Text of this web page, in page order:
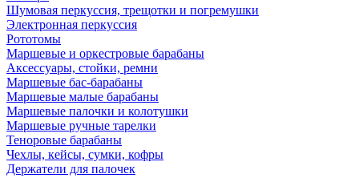
Шумовая перкуссия, трещотки и погремушки
Электронная перкуссия
Рототомы
Маршевые и оркестровые барабаны
Аксессуары, стойки, ремни
Маршевые бас-барабаны
Маршевые малые барабаны
Маршевые палочки и колотушки
Маршевые ручные тарелки
Теноровые барабаны
Чехлы, кейсы, сумки, кофры
Держатели для палочек